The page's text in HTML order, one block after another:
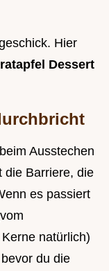
Hier
Dessert
Ausstechen
die Barriere, die
es passiert
natürlich)
du die